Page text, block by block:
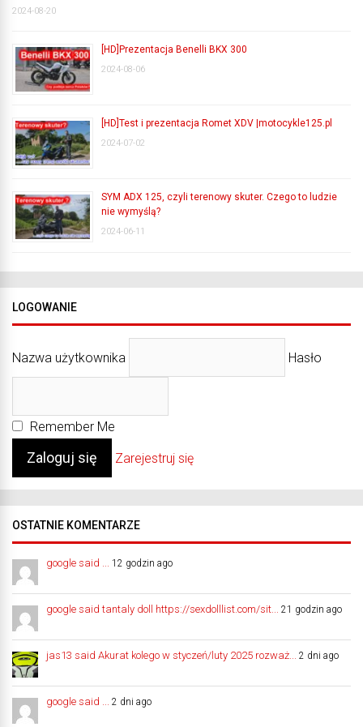
2024-08-20
[HD]Prezentacja Benelli BKX 300
2024-08-06
[HD]Test i prezentacja Romet XDV |motocykle125.pl
2024-07-02
SYM ADX 125, czyli terenowy skuter. Czego to ludzie
nie wymyślą?
2024-06-11
LOGOWANIE
Nazwa użytkownika Hasło
Remember Me
Zarejestruj się
OSTATNIE KOMENTARZE
google said ... 12 godzin ago
google said tantaly doll https://sexdolllist.com/sit... 21 godzin ago
jas13 said Akurat kolego w styczeń/luty 2025 rozważ... 2 dni ago
google said ... 2 dni ago